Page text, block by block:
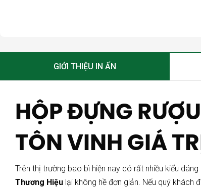
GIỚI THIỆU IN ẤN
HỘP ĐỰNG
TÔN VINH GIÁ
Trên thị trường bao bì hiện nay có rất nhiều kiểu
Thương Hiệu lại không hề đơn giản. Nếu quý